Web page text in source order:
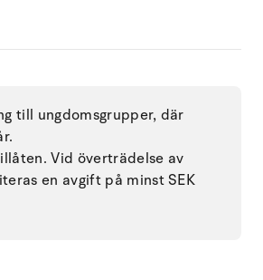
till ungdomsgrupper, där
Vid överträdelse av
en avgift på minst SEK